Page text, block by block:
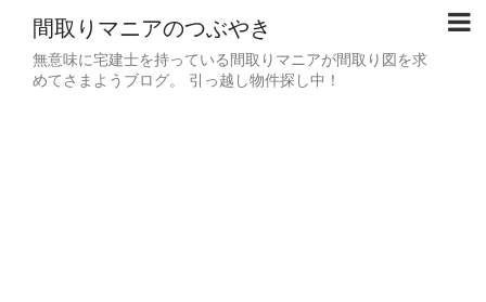
間取りマニアのつぶやき
無意味に宅建士を持っている間取りマニアが間取り図を求
めてさまようブログ。 引っ越し物件探し中！